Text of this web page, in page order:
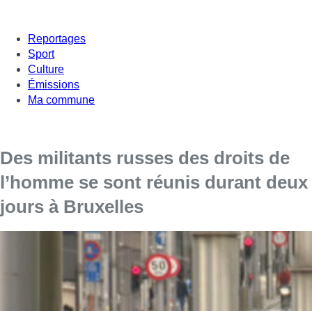
Reportages
Sport
Culture
Émissions
Ma commune
Des militants russes des droits de
l’homme se sont réunis durant deux
jours à Bruxelles